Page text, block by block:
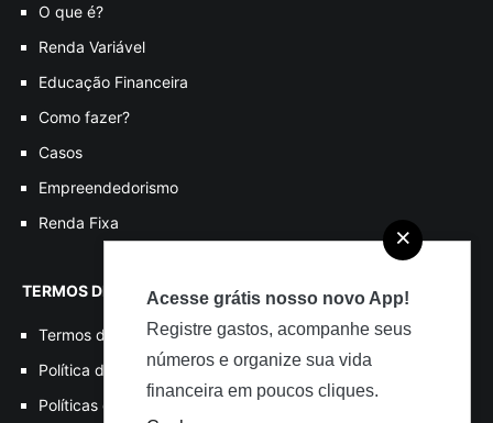
O que é?
Renda Variável
Educação Financeira
Como fazer?
Casos
Empreendedorismo
Renda Fixa
TERMOS DE USO
Termos de Uso
Política de Privacidade
Políticas de Cookies
×
Acesse grátis nosso novo App!
Registre gastos, acompanhe seus
números e organize sua vida
financeira em poucos cliques.